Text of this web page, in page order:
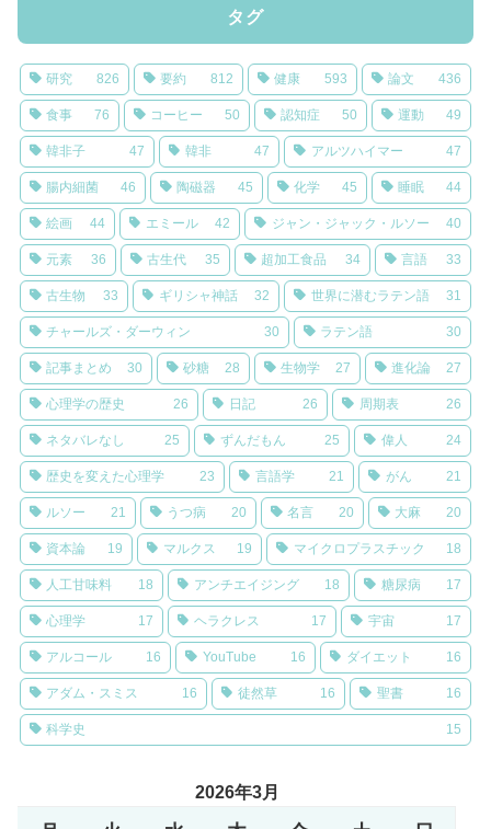
タグ
研究 826 要約 812 健康 593 論文 436
食事 76 コーヒー 50 認知症 50 運動 49
韓非子 47 韓非 47 アルツハイマー 47
腸内細菌 46 陶磁器 45 化学 45 睡眠 44
絵画 44 エミール 42 ジャン・ジャック・ルソー 40
元素 36 古生代 35 超加工食品 34 言語 33
古生物 33 ギリシャ神話 32 世界に潜むラテン語 31
チャールズ・ダーウィン 30 ラテン語 30
記事まとめ 30 砂糖 28 生物学 27 進化論 27
心理学の歴史 26 日記 26 周期表 26
ネタバレなし 25 ずんだもん 25 偉人 24
歴史を変えた心理学 23 言語学 21 がん 21
ルソー 21 うつ病 20 名言 20 大麻 20
資本論 19 マルクス 19 マイクロプラスチック 18
人工甘味料 18 アンチエイジング 18 糖尿病 17
心理学 17 ヘラクレス 17 宇宙 17
アルコール 16 YouTube 16 ダイエット 16
アダム・スミス 16 徒然草 16 聖書 16
科学史 15
2026年3月